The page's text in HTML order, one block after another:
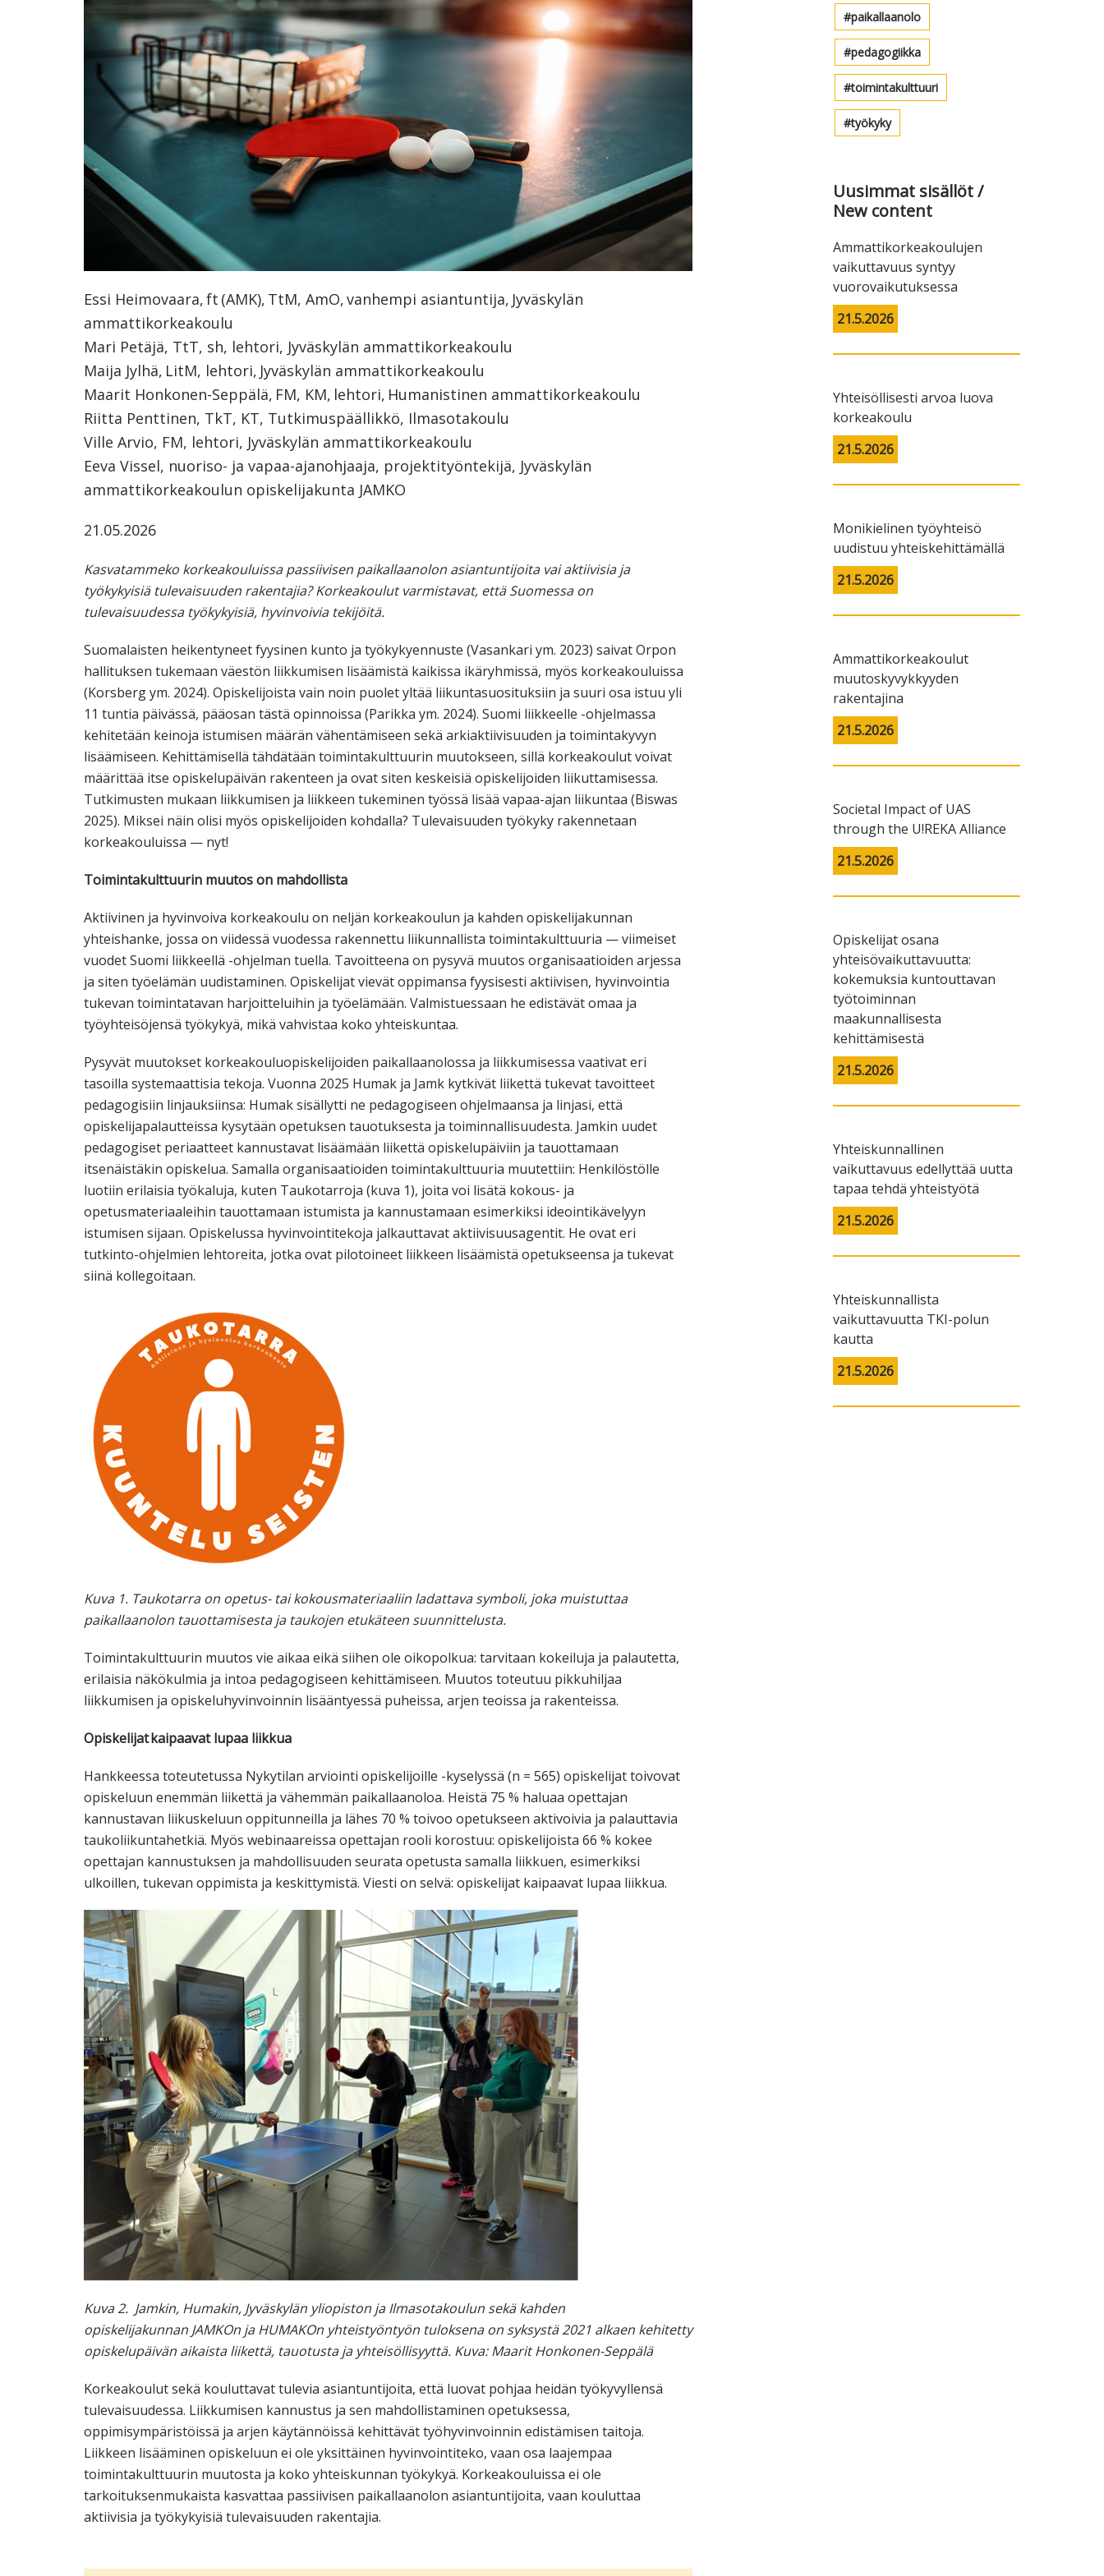
ammattikorkeakoulutusta
koskevasta
tutkimuksesta
kaikille
kiinnostuneille.
Essi Heimovaara, ft (AMK), TtM, AmO, vanhempi asiantuntija, Jyväskylän
ammattikorkeakoulu
Mari Petäjä, TtT, sh, lehtori, Jyväskylän ammattikorkeakoulu
Maija Jylhä, LitM, lehtori, Jyväskylän ammattikorkeakoulu
Maarit Honkonen-Seppälä, FM, KM, lehtori, Humanistinen ammattikorkeakoulu
Riitta Penttinen, TkT, KT, Tutkimuspäällikkö, Ilmasotakoulu
Ville Arvio, FM, lehtori, Jyväskylän ammattikorkeakoulu
Eeva Vissel, nuoriso- ja vapaa-ajanohjaaja, projektityöntekijä, Jyväskylän
ammattikorkeakoulun opiskelijakunta JAMKO
21.05.2026
Kasvatammeko korkeakouluissa passiivisen paikallaanolon asiantuntijoita vai aktiivisia ja
työkykyisiä tulevaisuuden rakentajia? Korkeakoulut varmistavat, että Suomessa on
tulevaisuudessa työkykyisiä, hyvinvoivia tekijöitä.
Suomalaisten heikentyneet fyysinen kunto ja työkykyennuste (Vasankari ym. 2023) saivat Orpon
hallituksen tukemaan väestön liikkumisen lisäämistä kaikissa ikäryhmissä, myös korkeakouluissa
(Korsberg ym. 2024). Opiskelijoista vain noin puolet yltää liikuntasuosituksiin ja suuri osa istuu yli
11 tuntia päivässä, pääosan tästä opinnoissa (Parikka ym. 2024). Suomi liikkeelle -ohjelmassa
kehitetään keinoja istumisen määrän vähentämiseen sekä arkiaktiivisuuden ja toimintakyvyn
lisäämiseen. Kehittämisellä tähdätään toimintakulttuurin muutokseen, sillä korkeakoulut voivat
määrittää itse opiskelupäivän rakenteen ja ovat siten keskeisiä opiskelijoiden liikuttamisessa.
Tutkimusten mukaan liikkumisen ja liikkeen tukeminen työssä lisää vapaa-ajan liikuntaa (Biswas
2025). Miksei näin olisi myös opiskelijoiden kohdalla? Tulevaisuuden työkyky rakennetaan
korkeakouluissa — nyt!
Toimintakulttuurin muutos on mahdollista
Aktiivinen ja hyvinvoiva korkeakoulu on neljän korkeakoulun ja kahden opiskelijakunnan
yhteishanke, jossa on viidessä vuodessa rakennettu liikunnallista toimintakulttuuria — viimeiset
vuodet Suomi liikkeellä -ohjelman tuella. Tavoitteena on pysyvä muutos organisaatioiden arjessa
ja siten työelämän uudistaminen. Opiskelijat vievät oppimansa fyysisesti aktiivisen, hyvinvointia
tukevan toimintatavan harjoitteluihin ja työelämään. Valmistuessaan he edistävät omaa ja
työyhteisöjensä työkykyä, mikä vahvistaa koko yhteiskuntaa.
Pysyvät muutokset korkeakouluopiskelijoiden paikallaanolossa ja liikkumisessa vaativat eri
tasoilla systemaattisia tekoja. Vuonna 2025 Humak ja Jamk kytkivät liikettä tukevat tavoitteet
pedagogisiin linjauksiinsa: Humak sisällytti ne pedagogiseen ohjelmaansa ja linjasi, että
opiskelijapalautteissa kysytään opetuksen tauotuksesta ja toiminnallisuudesta. Jamkin uudet
pedagogiset periaatteet kannustavat lisäämään liikettä opiskelupäiviin ja tauottamaan
itsenäistäkin opiskelua. Samalla organisaatioiden toimintakulttuuria muutettiin: Henkilöstölle
luotiin erilaisia työkaluja, kuten Taukotarroja (kuva 1), joita voi lisätä kokous- ja
opetusmateriaaleihin tauottamaan istumista ja kannustamaan esimerkiksi ideointikävelyyn
istumisen sijaan. Opiskelussa hyvinvointitekoja jalkauttavat aktiivisuusagentit. He ovat eri
tutkinto-ohjelmien lehtoreita, jotka ovat pilotoineet liikkeen lisäämistä opetukseensa ja tukevat
siinä kollegoitaan.
Kuva 1. Taukotarra on opetus- tai kokousmateriaaliin ladattava symboli, joka muistuttaa
paikallaanolon tauottamisesta ja taukojen etukäteen suunnittelusta.
Toimintakulttuurin muutos vie aikaa eikä siihen ole oikopolkua: tarvitaan kokeiluja ja palautetta,
erilaisia näkökulmia ja intoa pedagogiseen kehittämiseen. Muutos toteutuu pikkuhiljaa
liikkumisen ja opiskeluhyvinvoinnin lisääntyessä puheissa, arjen teoissa ja rakenteissa.
Opiskelijatkaipaavat lupaa liikkua
Hankkeessa toteutetussa Nykytilan arviointi opiskelijoille -kyselyssä (n = 565) opiskelijat toivovat
opiskeluun enemmän liikettä ja vähemmän paikallaanoloa. Heistä 75 % haluaa opettajan
kannustavan liikuskeluun oppitunneilla ja lähes 70 % toivoo opetukseen aktivoivia ja palauttavia
taukoliikuntahetkiä. Myös webinaareissa opettajan rooli korostuu: opiskelijoista 66 % kokee
opettajan kannustuksen ja mahdollisuuden seurata opetusta samalla liikkuen, esimerkiksi
ulkoillen, tukevan oppimista ja keskittymistä. Viesti on selvä: opiskelijat kaipaavat lupaa liikkua.
Kuva 2. Jamkin, Humakin, Jyväskylän yliopiston ja Ilmasotakoulun sekä kahden
opiskelijakunnan JAMKOn ja HUMAKOn yhteistyöntyön tuloksena on syksystä 2021 alkaen kehitetty
opiskelupäivän aikaista liikettä, tauotusta ja yhteisöllisyyttä. Kuva: Maarit Honkonen-Seppälä
Korkeakoulut sekä kouluttavat tulevia asiantuntijoita, että luovat pohjaa heidän työkyvyllensä
tulevaisuudessa. Liikkumisen kannustus ja sen mahdollistaminen opetuksessa,
oppimisympäristöissä ja arjen käytännöissä kehittävät työhyvinvoinnin edistämisen taitoja.
Liikkeen lisääminen opiskeluun ei ole yksittäinen hyvinvointiteko, vaan osa laajempaa
toimintakulttuurin muutosta ja koko yhteiskunnan työkykyä. Korkeakouluissa ei ole
tarkoituksenmukaista kasvattaa passiivisen paikallaanolon asiantuntijoita, vaan kouluttaa
aktiivisia ja työkykyisiä tulevaisuuden rakentajia.
paikallaanolo
pedagogiikka
toimintakulttuuri
työkyky
Uusimmat sisällöt /
New content
Ammattikorkeakoulujen
vaikuttavuus syntyy
vuorovaikutuksessa
21.5.2026
Yhteisöllisesti arvoa luova
korkeakoulu
21.5.2026
Monikielinen työyhteisö
uudistuu yhteiskehittämällä
21.5.2026
Ammattikorkeakoulut
muutoskyvykkyyden
rakentajina
21.5.2026
Societal Impact of UAS
through the U!REKA Alliance
21.5.2026
Opiskelijat osana
yhteisövaikuttavuutta:
kokemuksia kuntouttavan
työtoiminnan
maakunnallisesta
kehittämisestä
21.5.2026
Yhteiskunnallinen
vaikuttavuus edellyttää uutta
tapaa tehdä yhteistyötä
21.5.2026
Yhteiskunnallista
vaikuttavuutta TKI-polun
kautta
21.5.2026